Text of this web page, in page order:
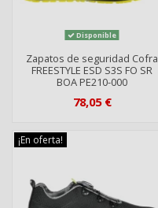
Disponible
Zapatos de seguridad Cofra
FREESTYLE ESD S3S FO SR
BOA PE210-000
78,05 €
¡En oferta!